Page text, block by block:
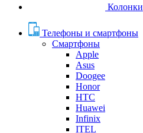
Колонки
Телефоны и смартфоны
Смартфоны
Apple
Asus
Doogee
Honor
HTC
Huawei
Infinix
ITEL